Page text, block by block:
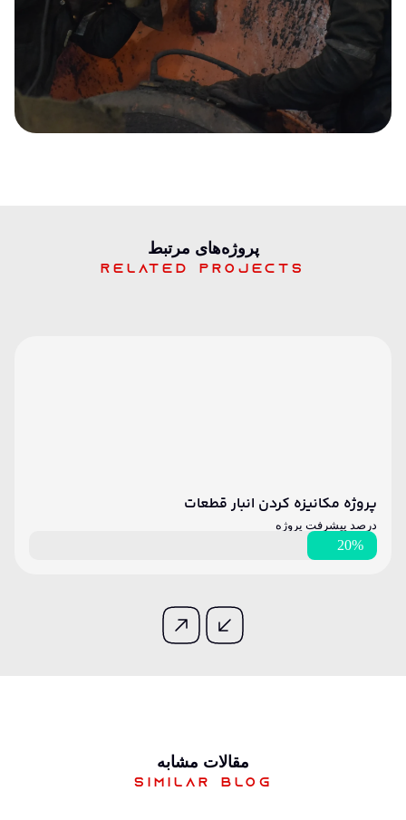
پرو‌ژه‌های مرتبط
Related projects
پروژه مکانیزه کردن انبار قطعات
درصد پیشرفت پروژه
20%
مقالات مشابه
Similar blog